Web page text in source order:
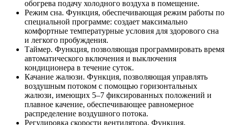
обогрева подачу холодного воздуха в помещение.
Режим сна. Функция, обеспечивающая режим работы по
специальной программе: создает максимально
комфортные температурные условия для здорового сна
и легкого пробуждения.
Таймер. Функция, позволяющая программировать время
автоматического включения и выключения
кондиционера в течение суток.
Качание жалюзи. Функция, позволяющая управлять
воздушным потоком с помощью горизонтальных
жалюзи, имеющих 5–7 фиксированных положений и
плавное качение, обеспечивающее равномерное
распределение воздушного потока.
Регулировка скорости вентилятора. Функция,